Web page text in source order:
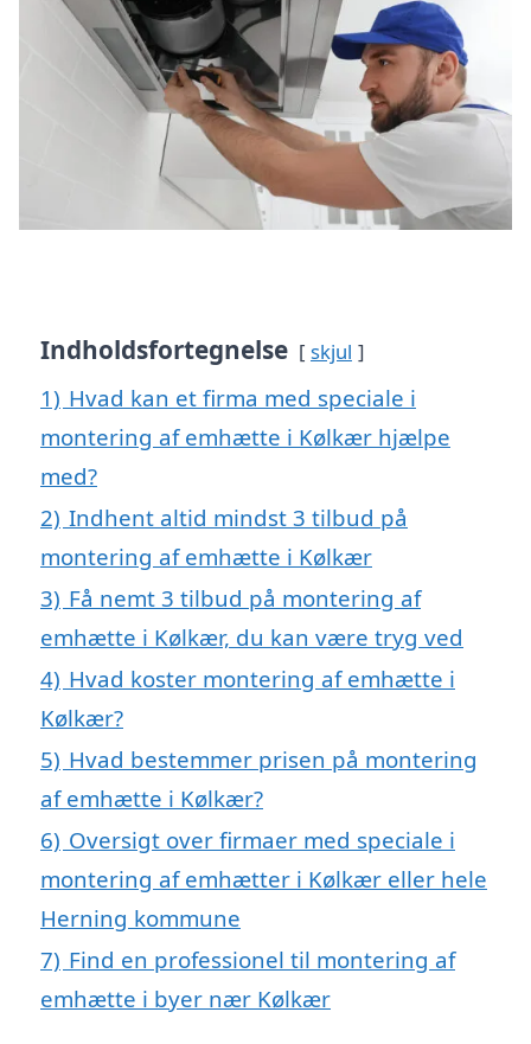
Indholdsfortegnelse skjul
1) Hvad kan et firma med speciale i
montering af emhætte i Kølkær hjælpe
med?
2) Indhent altid mindst 3 tilbud på
montering af emhætte i Kølkær
3) Få nemt 3 tilbud på montering af
emhætte i Kølkær, du kan være tryg ved
4) Hvad koster montering af emhætte i
Kølkær?
5) Hvad bestemmer prisen på montering
af emhætte i Kølkær?
6) Oversigt over firmaer med speciale i
montering af emhætter i Kølkær eller hele
Herning kommune
7) Find en professionel til montering af
emhætte i byer nær Kølkær